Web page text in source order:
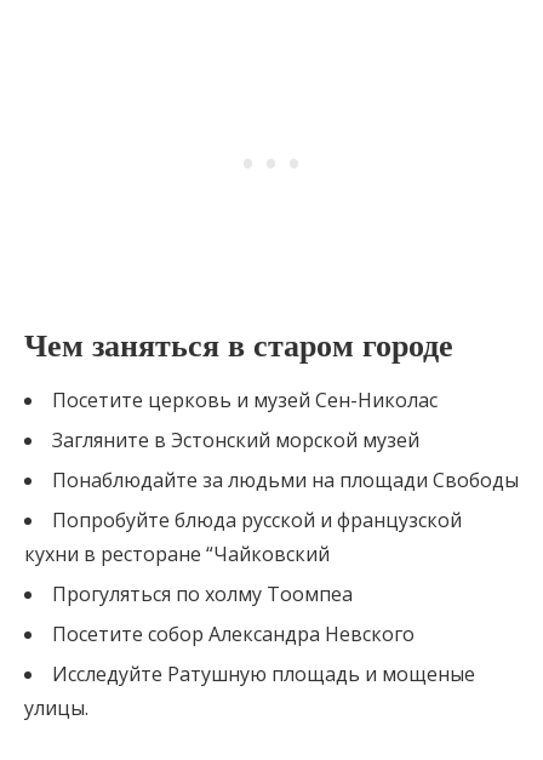
Чем заняться в старом городе
Посетите церковь и музей Сен-Николас
Загляните в Эстонский морской музей
Понаблюдайте за людьми на площади Свободы
Попробуйте блюда русской и французской
кухни в ресторане “Чайковский
Прогуляться по холму Тоомпеа
Посетите собор Александра Невского
Исследуйте Ратушную площадь и мощеные
улицы.